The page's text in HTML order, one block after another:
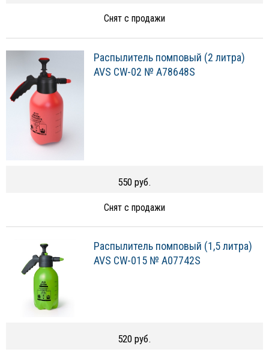
Снят с продажи
Распылитель помповый (2 литра)
AVS CW-02 № A78648S
550 руб.
Снят с продажи
Распылитель помповый (1,5 литра)
AVS CW-015 № A07742S
520 руб.